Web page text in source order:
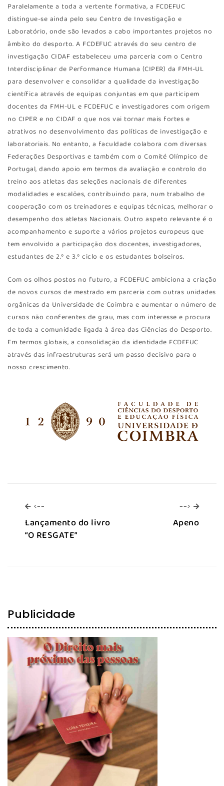
Paralelamente a toda a vertente formativa, a FCDEFUC
distingue-se ainda pelo seu Centro de Investigação e
Laboratório, onde são levados a cabo importantes projetos no
âmbito do desporto. A FCDEFUC através do seu centro de
investigação CIDAF estabeleceu uma parceria com o Centro
Interdisciplinar de Performance Humana (CIPER) da FMH-UL
para desenvolver e consolidar a qualidade da investigação
científica através de equipas conjuntas em que participem
docentes da FMH-UL e FCDEFUC e investigadores com origem
no CIPER e no CIDAF o que nos vai tornar mais fortes e
atrativos no desenvolvimento das políticas de investigação e
laboratoriais. No entanto, a faculdade colabora com diversas
Federações Desportivas e também com o Comité Olímpico de
Portugal, dando apoio em termos da avaliação e controlo do
treino aos atletas das seleções nacionais de diferentes
modalidades e escalões, contribuindo para, num trabalho de
cooperação com os treinadores e equipas técnicas, melhorar o
desempenho dos atletas Nacionais. Outro aspeto relevante é o
acompanhamento e suporte a vários projetos europeus que
tem envolvido a participação dos docentes, investigadores,
estudantes de 2.º e 3.º ciclo e os estudantes bolseiros.
Com os olhos postos no futuro, a FCDEFUC ambiciona a criação
de novos cursos de mestrado em parceria com outras unidades
orgânicas da Universidade de Coimbra e aumentar o número de
cursos não conferentes de grau, mas com interesse e procura
de toda a comunidade ligada à área das Ciências do Desporto.
Em termos globais, a consolidação da identidade FCDEFUC
através das infraestruturas será um passo decisivo para o
nosso crescimento.
<--
Lançamento do livro
“O RESGATE”
--> -->
Apeno
Publicidade